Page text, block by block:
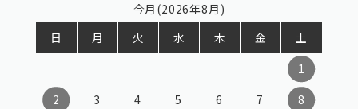
今月(2026年8月)
日
月 火 水 木 金
土
1
2
3 4 5 6 7
8